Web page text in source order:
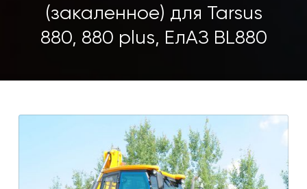
(закаленное) для Tarsus
880, 880 plus, ЕлАЗ BL880